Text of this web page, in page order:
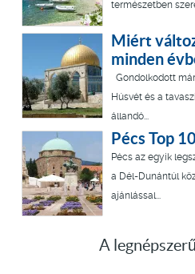
természetben
Miért
minden
Gondolkodott
Húsvét és a
állandó...
Pécs Top
Pécs az egyik
a Dél-Dunántúl
ajánlással...
A